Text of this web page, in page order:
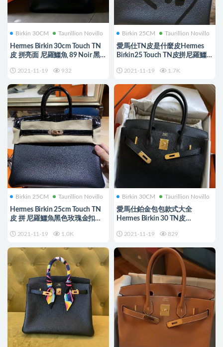
Birkin 30CM Taurillion Novillo
Hermes Birkin 30cm Touch TN
皮 拼亮面 尼羅鱷魚 89 Noir 黑
2021-11-19 932
Birkin 25CM Taurillion Novillo
愛馬仕TN皮是什麼皮Hermes
Birkin25 Touch TN皮拼尼羅鱷
2021-11-19 1.7K
Birkin 25CM Taurillion Novillo
Hermes Birkin 25cm Touch TN
皮 拼 尼羅鱷魚黑色玫瑰金扣
2021-11-19 1.0K
Birkin 30CM Taurillion Novillo
愛馬仕鉑金包包款式大全
Hermes Birkin 30 TN皮
2021-11-19 829